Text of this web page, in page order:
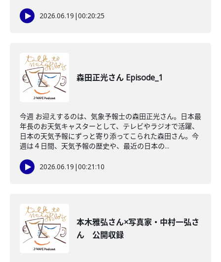
2026.06.19 |00:20:25
森田正光さん Episode_1
今週 お迎えするのは、気象予報士の森田正光さん。日本最
年長のお天気キャスターとして、テレビやラジオで活躍、
日本の天気予報にずっと寄り添ってこられた森田さん。今
週は４日間、天気予報の歴史や、最近の日本の...
2026.06.19 |00:21:10
本木雅弘さん×写真家・中村一弘さ
ん 公開収録